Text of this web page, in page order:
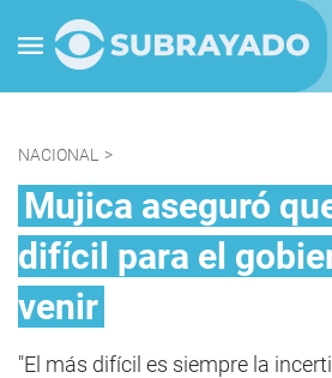
NACIONAL >
Mujica aseguró
difícil para el
venir
"El más difícil es siempre la